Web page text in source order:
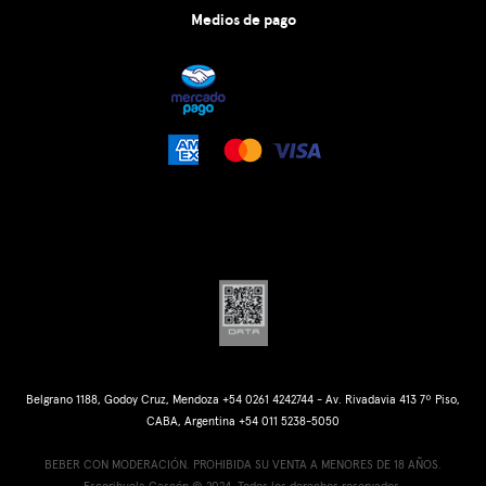
Medios de pago
Belgrano 1188, Godoy Cruz, Mendoza +54 0261 4242744 - Av. Rivadavia 413 7º Piso,
CABA, Argentina +54 011 5238-5050
BEBER CON MODERACIÓN. PROHIBIDA SU VENTA A MENORES DE 18 AÑOS.